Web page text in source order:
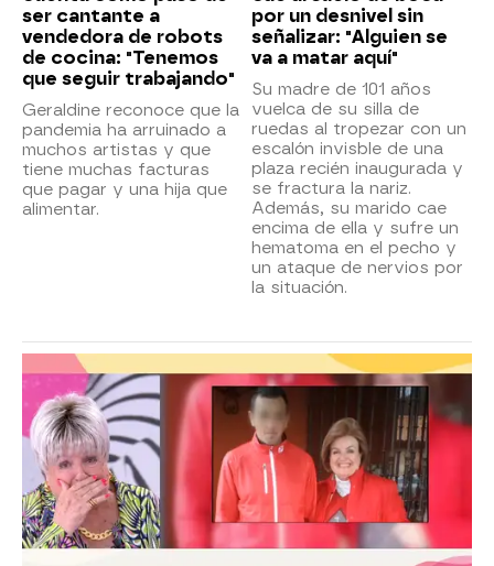
ser cantante a
vendedora de robots
de cocina: "Tenemos
que seguir trabajando"
Geraldine reconoce que la
pandemia ha arruinado a
muchos artistas y que
tiene muchas facturas
que pagar y una hija que
alimentar.
por un desnivel sin
señalizar: "Alguien se
va a matar aquí"
Su madre de 101 años
vuelca de su silla de
ruedas al tropezar con un
escalón invisble de una
plaza recién inaugurada y
se fractura la nariz.
Además, su marido cae
encima de ella y sufre un
hematoma en el pecho y
un ataque de nervios por
la situación.